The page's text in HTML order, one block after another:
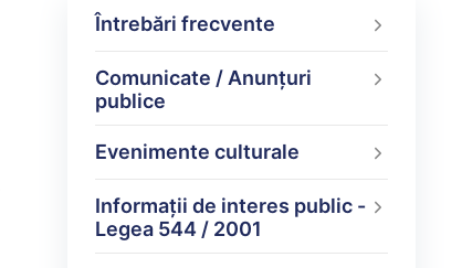
Întrebări frecvente
Comunicate / Anunțuri
publice
Evenimente culturale
Informații de interes public -
Legea 544 / 2001